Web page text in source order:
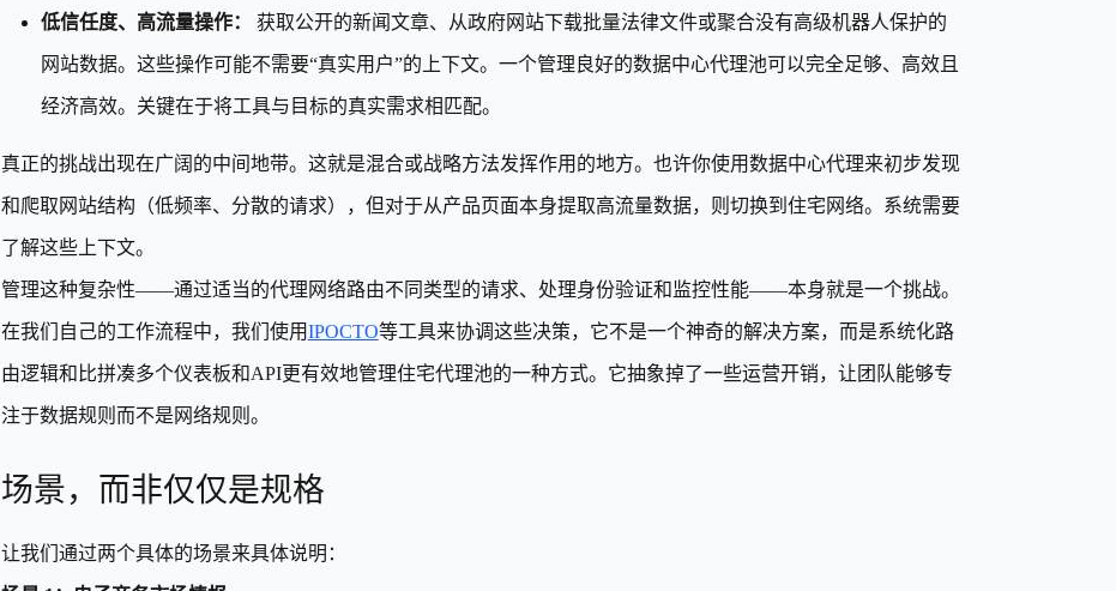
低信任度、高流量操作： 获取公开的新闻文章、从政府网站下载批量法律文件或聚合没有高级机器人保护的
网站数据。这些操作可能不需要“真实用户”的上下文。一个管理良好的数据中心代理池可以完全足够、高效且
经济高效。关键在于将工具与目标的真实需求相匹配。
真正的挑战出现在广阔的中间地带。这就是混合或战略方法发挥作用的地方。也许你使用数据中心代理来初步发现
和爬取网站结构（低频率、分散的请求），但对于从产品页面本身提取高流量数据，则切换到住宅网络。系统需要
了解这些上下文。
管理这种复杂性——通过适当的代理网络路由不同类型的请求、处理身份验证和监控性能——本身就是一个挑战。
在我们自己的工作流程中，我们使用IPOCTO等工具来协调这些决策，它不是一个神奇的解决方案，而是系统化路
由逻辑和比拼凑多个仪表板和API更有效地管理住宅代理池的一种方式。它抽象掉了一些运营开销，让团队能够专
注于数据规则而不是网络规则。
场景，而非仅仅是规格
让我们通过两个具体的场景来具体说明：